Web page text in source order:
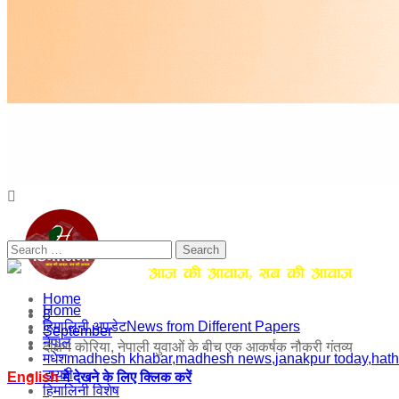
Primary
Menu
Himalini.com-hindi magazine ||madhesh khabar:Himalini
Home
हिमालिनी अपडेटNews from Different Papers
नेपाल
मधेशmadhesh khabar,madhesh news,janakpur
डायरी
हिमालिनी विशेष
Search
for:
Home
8
September
दक्षिण कोरिया, नेपाली युवाओं के बीच एक आकर्षक नौकरी गंतव्य
Englishमे देखने के लिए क्लिक करें